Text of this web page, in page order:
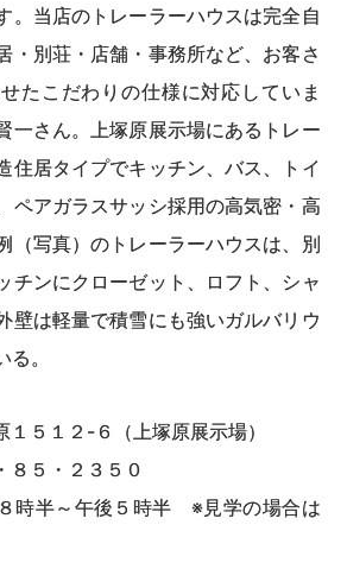
。当店のトレーラーハウスは完全自
・別荘・店舗・事務所など、お客さ
たこだわりの仕様に対応していま
一さん。上塚原展示場にあるトレー
住居タイプでキッチン、バス、トイ
ペアガラスサッシ採用の高気密・高
（写真）のトレーラーハウスは、別
チンにクローゼット、ロフト、シャ
壁は軽量で積雪にも強いガルバリウ
。
５１２-６（上塚原展示場）
５・２３５０
時半～午後５時半 ※見学の場合は